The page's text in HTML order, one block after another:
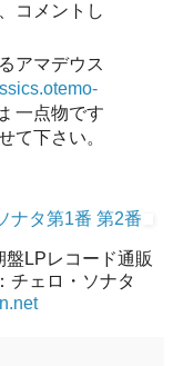
コメントし
アマデウス
一点物です
て下さい。
ナタ第1番 第2番
LPレコード通販
チェロ・ソナタ